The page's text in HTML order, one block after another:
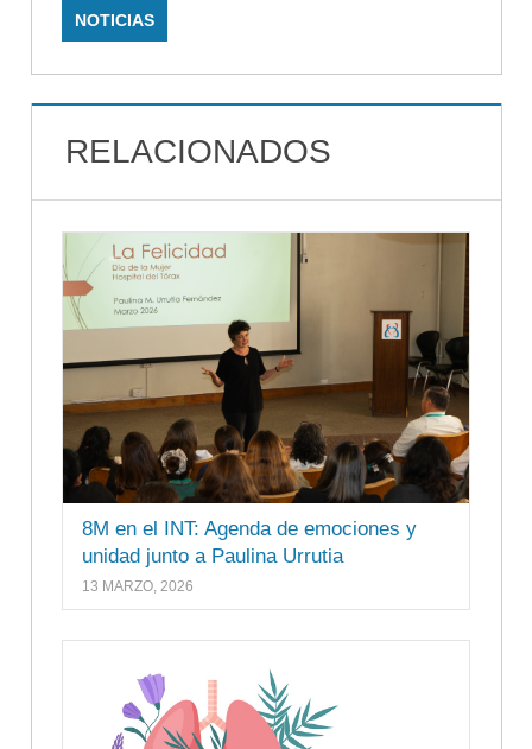
NOTICIAS
RELACIONADOS
8M en el INT: Agenda de emociones y
unidad junto a Paulina Urrutia
13 MARZO, 2026